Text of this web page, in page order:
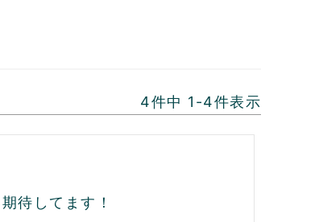
4件中 1 -4件表示
待してます！